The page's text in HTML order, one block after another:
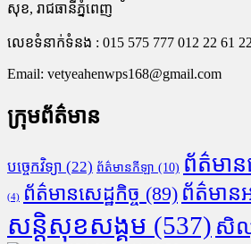
សុខ, រាជធានីភ្នំពេញ
លេខទំនាក់ទំនង : 015 575 777 012 22 61 22
Email: vetyeahenwps168@gmail.com
ក្រុមព័ត៌មាន
បច្ចេកវិទ្យា (22) ព័ត៌មានកីឡា (10) ព័ត៌មាន
(4) ព័ត៌មានសេដ្ឋកិច្ច (89) ព័ត៌មានអ
សន្តិសុខសង្គម (537) សិល្